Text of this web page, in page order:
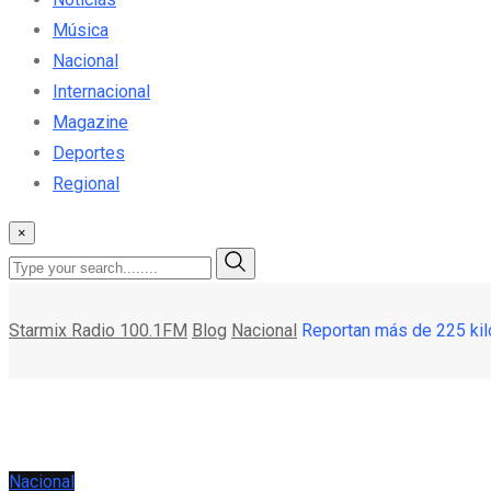
Música
Nacional
Internacional
Magazine
Deportes
Regional
×
Starmix Radio 100.1FM Blog Nacional Reportan más de 225
Nacional